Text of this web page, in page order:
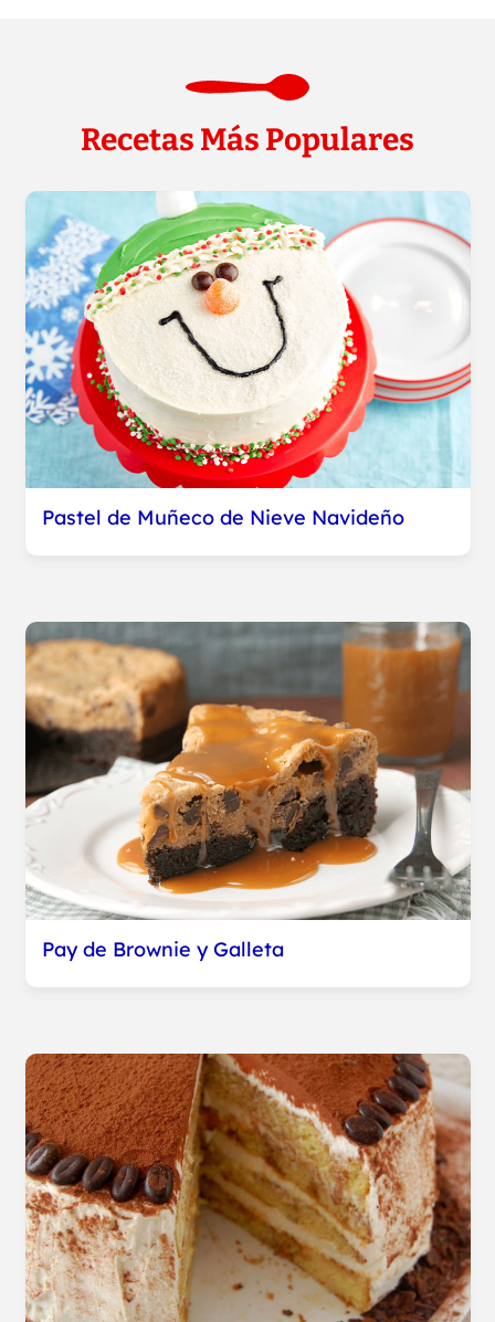
Recetas Más Populares
Pastel de Muñeco de Nieve Navideño
Pay de Brownie y Galleta